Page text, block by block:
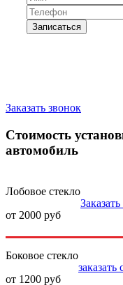
Заказать звонок
Стоимость
автомобиль
Лобовое стекло
от 2000 руб
Боковое стекло
от 1200 руб
заказать